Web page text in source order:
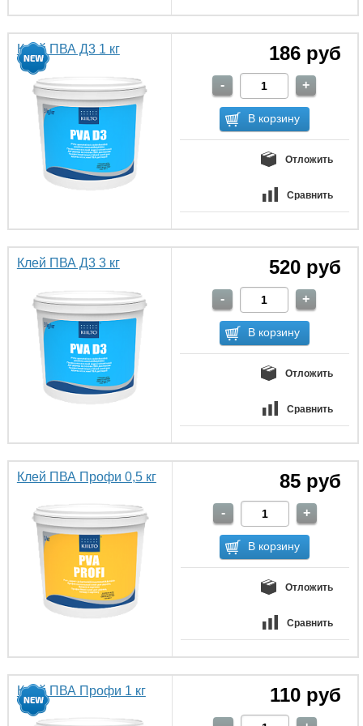
Клей ПВА Д3 1 кг 186 руб
Отложить
Сравнить
Клей ПВА Д3 3 кг 520 руб
Отложить
Сравнить
Клей ПВА Профи 0,5 кг 85 руб
Отложить
Сравнить
Клей ПВА Профи 1 кг 110 руб